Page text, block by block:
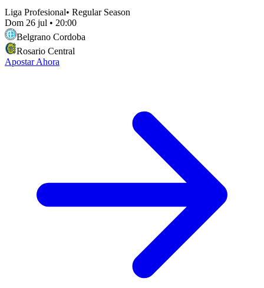
Liga Profesional• Regular Season
Dom 26 jul • 20:00
Belgrano Cordoba
Rosario Central
Apostar Ahora